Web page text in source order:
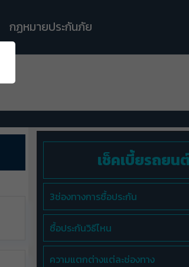
กฏหมายประกันภัย
เช็คเบี้ยรถยน
3ช่องทางการซื้อประกัน
ซื้อประกันวิธีไหน
ความแตกต่างแต่ละช่องทาง